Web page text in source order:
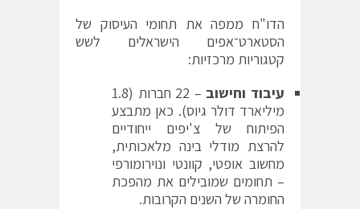
הדו"ח ממפה את תחומי העיסוק של
הסטארט־אפים הישראלים לשש
קטגוריות מרכזיות:
עיבוד וחישוב
– 22 חברות (1.8
מיליארד דולר גיוס). כאן מתבצע
הפיתוח של צ'יפים ייחודיים
להרצת מודלי בינה מלאכותית,
מחשוב אופטי, קוונטי ונוירומורפי
– תחומים שמובילים את מהפכת
החומרה של השנים הקרובות.